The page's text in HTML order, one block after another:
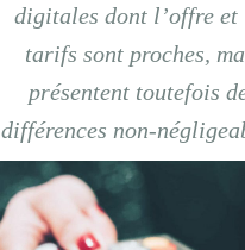
digitales dont l’offre et
tarifs sont proches,
présentent toutefois
différences non-